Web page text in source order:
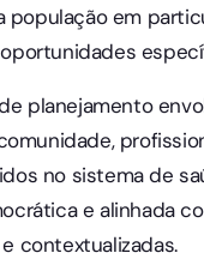
população em
planejamento
no sistema de
e alinhada
contextualizadas.